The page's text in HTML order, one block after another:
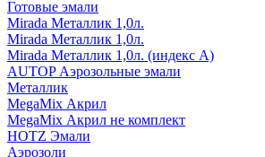
Готовые эмали
Mirada Металлик 1,0л.
Mirada Металлик 1,0л.
Mirada Металлик 1,0л. (индекс А)
AUTOP Аэрозольные эмали
Металлик
MegaMix Акрил
MegaMix Акрил не комплект
HOTZ Эмали
Аэрозоли